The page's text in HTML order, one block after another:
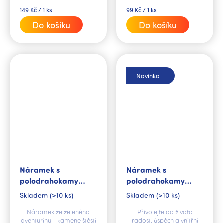
Měrná
cena:
149 Kč / 1 ks
Do košíku
"No stress. Hlavně klídek!".
Měrná
cena:
99 Kč / 1 ks
Do košíku
Náramek s
polodrahokamy
Aventurín zelený
Skladem (>10 ks)
Náramek ze zeleného
aventurínu - kamene štěstí
Novinka
Náramek s
polodrahokamy
Aventurín zelený -
Pro každodenní
štěstí
Skladem (>10 ks)
Přivolejte do života
radost, úspěch a vnitřní